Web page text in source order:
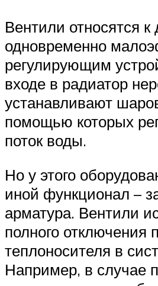
Вентили относятся
одновременно
регулирующим
входе в радиатор
устанавливают
помощью которых
поток воды.
Но у этого
иной функционал –
арматура. Вентили
полного отключения
теплоносителя в
Например, в случае